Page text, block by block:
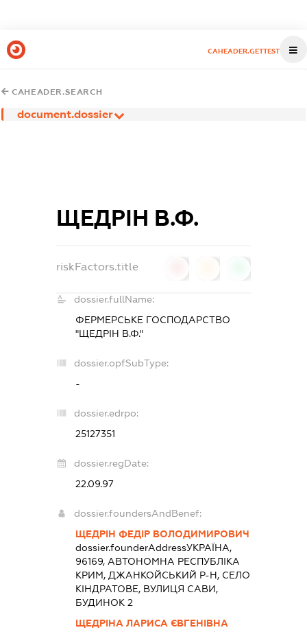
CAHEADER.GETTEST
CAHEADER.SEARCH
document.dossier
ЩЕДРІН В.Ф.
riskFactors.title
dossier.fullName:
ФЕРМЕРСЬКЕ ГОСПОДАРСТВО
"ЩЕДРІН В.Ф."
dossier.opfSubType:
-
dossier.edrpo:
25127351
dossier.regDate:
22.09.97
dossier.foundersAndBenef:
ЩЕДРІН ФЕДІР ВОЛОДИМИРОВИЧ
dossier.founderAddressУКРАЇНА,
96169, АВТОНОМНА РЕСПУБЛІКА
КРИМ, ДЖАНКОЙСЬКИЙ Р-Н, СЕЛО
КІНДРАТОВЕ, ВУЛИЦЯ САВИ,
БУДИНОК 2
ЩЕДРІНА ЛАРИСА ЄВГЕНІВНА